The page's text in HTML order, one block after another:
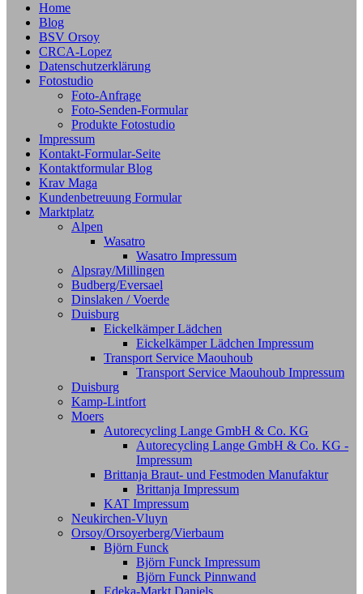
Home
Blog
BSV Orsoy
CRCA-Lopez
Datenschutzerklärung
Fotostudio
Foto-Anfrage
Foto-Senden-Formular
Produkte Fotostudio
Impressum
Kontakt-Formular-Seite
Kontaktformular Blog
Krav Maga
Kundenbetreuung Formular
Marktplatz
Alpen
Wasatro
Wasatro Impressum
Alpsray/Millingen
Budberg/Eversael
Dinslaken / Voerde
Duisburg
Eickelkämper Lädchen
Eickelkämper Lädchen Impressum
Transport Service Maouhoub
Transport Service Maouhoub Impressum
Duisburg
Kamp-Lintfort
Moers
Autorecycling Lange GmbH & Co. KG
Autorecycling Lange GmbH & Co. KG -
Impressum
Brittanja Braut- und Festmoden Manufaktur
Brittanja Impressum
KAT Impressum
Neukirchen-Vluyn
Orsoy/Orsoyerberg/Vierbaum
Björn Funck
Björn Funck Impressum
Björn Funck Pinnwand